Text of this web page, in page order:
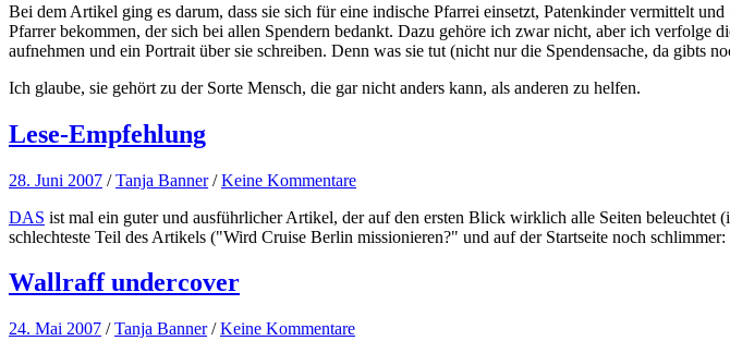
Bei dem Artikel ging es darum, dass sie sich für eine indische Pfarrei einsetzt, Patenkinder vermittelt
Pfarrer bekommen, der sich bei allen Spendern bedankt. Dazu gehöre ich zwar nicht, aber ich
aufnehmen und ein Portrait über sie schreiben. Denn was sie tut (nicht nur die Spendensache, da gibts
Ich glaube, sie gehört zu der Sorte Mensch, die gar nicht anders kann, als anderen zu helfen.
Lese-Empfehlung
28. Juni 2007 /Tanja Banner /Keine Kommentare
DAS ist mal ein guter und ausführlicher Artikel, der auf den ersten Blick wirklich alle Seiten
schlechteste Teil des Artikels ("Wird Cruise Berlin missionieren?" und auf der Startseite noch
Wallraff undercover
24. Mai 2007 /Tanja Banner /Keine Kommentare